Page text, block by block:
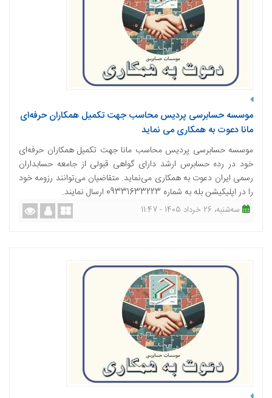
موسسه حسابرسی پردیس محاسب جهت تکمیل همکاران حرفه‌ای
مانا دعوت به همکاری می نماید
موسسه حسابرسی پردیس محاسب مانا جهت تکمیل همکاران حرفه‌ای
خود در رده حسابرس ارشد دارای گواهی قبولی از جامعه حسابداران
رسمی ایران دعوت به همکاری می‌نماید. متقاضیان می‌توانند رزومه خود
را در اپلیکیشن بله به شماره 09331633223 ارسال نمایند.
ﺳﻪشنبه، 26 خرداد 1405 - 11:47